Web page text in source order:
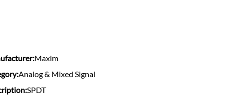
Maxim
Analog & Mixed Signal
SPDT